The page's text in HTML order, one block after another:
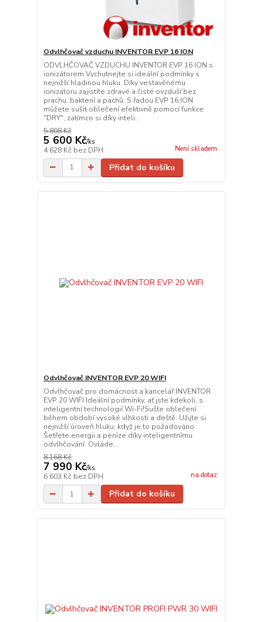
Odvlhčovač vzduchu INVENTOR EVP 16 ION
ODVLHČOVAČ VZDUCHU INVENTOR EVP 16 ION s
ionizátorem Vychutnejte si ideální podmínky s
nejnižší hladinou hluku. Díky vestavěnému
ionizátoru zajistíte zdravé a čisté ovzduší bez
prachu, bakterií a pachů. S řadou EVP 16 ION
můžete sušit oblečení efektivně pomocí funkce
"DRY", zatímco si díky inteli...
5 808 Kč
5 600 Kč/ks
4 628 Kč bez DPH Není skladem
Přidat do košíku
Odvlhčovač INVENTOR EVP 20 WIFI
Odvlhčovač pro domácnost a kancelář INVENTOR
EVP 20 WIFI Ideální podmínky, ať jste kdekoli, s
inteligentní technologií Wi-Fi!Sušte oblečení
během období vysoké vlhkosti a deště. Užijte si
nejnižší úroveň hluku, když je to požadováno
Šetřete energii a peníze díky inteligentnímu
odvlhčování. Ovláde...
8 168 Kč
7 990 Kč/ks
6 603 Kč bez DPH na dotaz
Přidat do košíku